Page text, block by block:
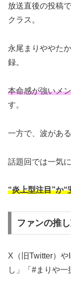
放送直後の投稿
クラス。
永尾まりややた
録。
本命感が強いメ
す。
一方で、波があ
話題回では一気
“炎上型注目”か“
ファンの推
X（旧Twitter）
し」「#まりや一